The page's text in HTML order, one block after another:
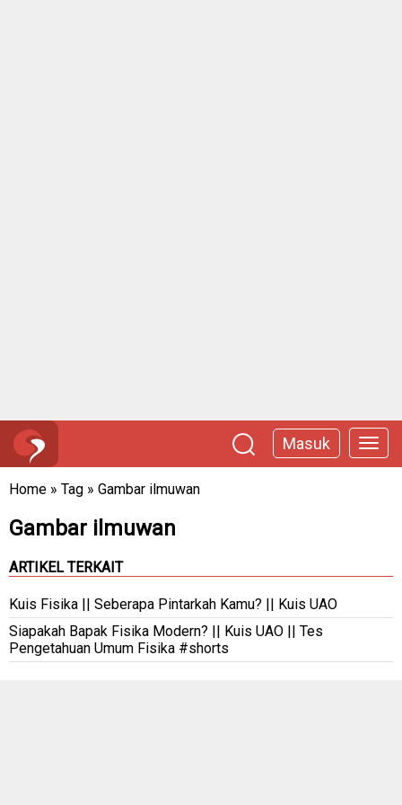
Masuk
Home » Tag » Gambar ilmuwan
Gambar ilmuwan
ARTIKEL TERKAIT
Kuis Fisika || Seberapa Pintarkah Kamu? || Kuis UAO
Siapakah Bapak Fisika Modern? || Kuis UAO || Tes
Pengetahuan Umum Fisika #shorts